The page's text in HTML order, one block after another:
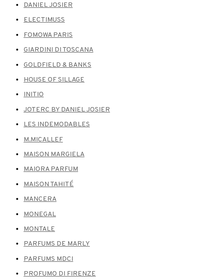
DANIEL JOSIER
ELECTIMUSS
FOMOWA PARIS
GIARDINI DI TOSCANA
GOLDFIELD & BANKS
HOUSE OF SILLAGE
INITIO
JOTERC BY DANIEL JOSIER
LES INDEMODABLES
M.MICALLEF
MAISON MARGIELA
MAIORA PARFUM
MAISON TAHITÉ
MANCERA
MONEGAL
MONTALE
PARFUMS DE MARLY
PARFUMS MDCI
PROFUMO DI FIRENZE